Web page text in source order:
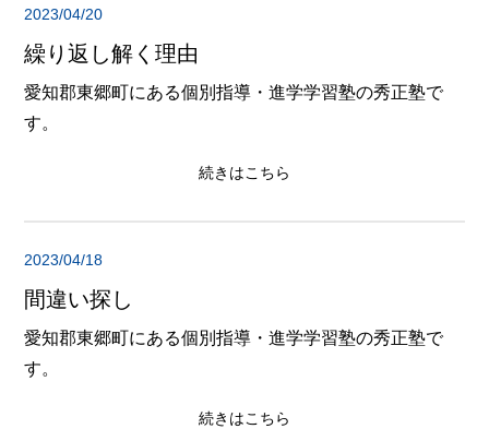
2023/04/20
繰り返し解く理由
愛知郡東郷町にある個別指導・進学学習塾の秀正塾で
す。
続きはこちら
2023/04/18
間違い探し
愛知郡東郷町にある個別指導・進学学習塾の秀正塾で
す。
続きはこちら